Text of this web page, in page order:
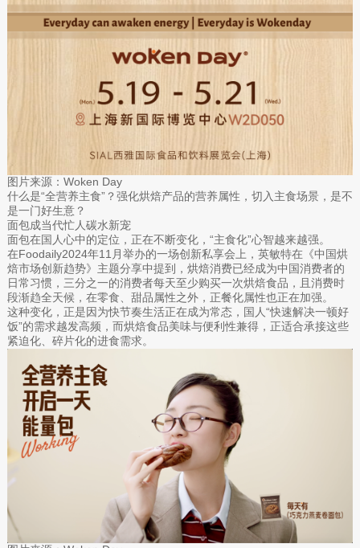
图片来源：Woken Day
什么是“全营养主食”？强化烘焙产品的营养属性，切入主食场景，是不
是一门好生意？
面包成当代忙人碳水新宠
面包在国人心中的定位，正在不断变化，“主食化”心智越来越强。
在Foodaily2024年11月举办的一场创新私享会上，英敏特在《中国烘
焙市场创新趋势》主题分享中提到，烘焙消费已经成为中国消费者的
日常习惯，三分之一的消费者每天至少购买一次烘焙食品，且消费时
段渐趋全天候，在零食、甜品属性之外，正餐化属性也正在加强。
这种变化，正是因为快节奏生活正在成为常态，国人“快速解决一顿好
饭”的需求越发高频，而烘焙食品美味与便利性兼得，正适合承接这些
紧迫化、碎片化的进食需求。